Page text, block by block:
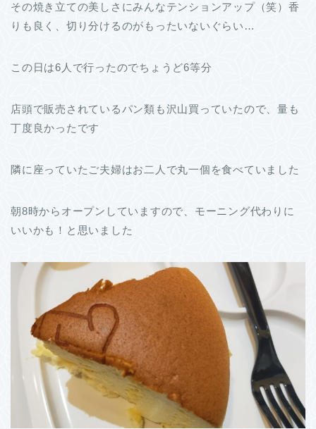
その焼き立ての美しさにみんなテンションアップ（笑）香
りも良く、切り分けるのがもったいないぐらい…
この日は6人で行ったのでちょうど6等分
店頭で販売されているパン類も沢山買っていたので、量も
丁度良かったです
隣に座っていたご夫婦はお二人で丸一個を食べていました
朝8時からオープンしていますので、モーニング代わりに
いいかも！と思いました